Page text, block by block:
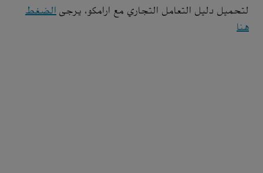
لتحميل دليل التعامل التجاري مع ارامكو، يرجى الضغط
هنا